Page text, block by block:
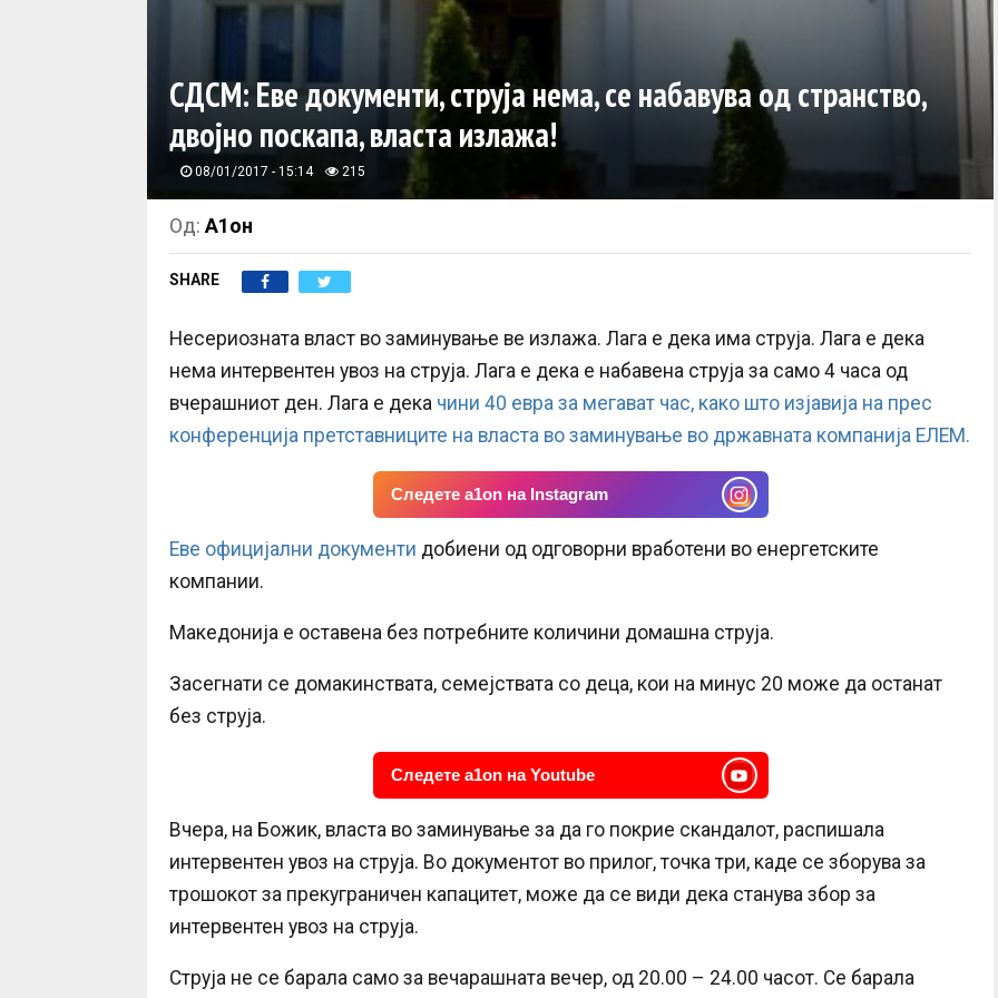
СДСМ: Еве документи, струја нема, се набавува од странство,
двојно поскапа, власта излажа!
08/01/2017 - 15:14 215
Од: А1он
SHARE
Несериозната власт во заминување ве излажа. Лага е дека има струја. Лага е дека
нема интервентен увоз на струја. Лага е дека е набавена струја за само 4 часа од
вчерашниот ден. Лага е дека чини 40 евра за мегават час, како што изјавија на прес
конференција претставниците на власта во заминување во државната компанија ЕЛЕМ.
Следете a1on на Instagram
Еве официјални документи добиени од одговорни вработени во енергетските
компании.
Македонија е оставена без потребните количини домашна струја.
Засегнати се домакинствата, семејствата со деца, кои на минус 20 може да останат
без струја.
Следете a1on на Youtube
Вчера, на Божик, власта во заминување за да го покрие скандалот, распишала
интервентен увоз на струја. Во документот во прилог, точка три, каде се зборува за
трошокот за прекуграничен капацитет, може да се види дека станува збор за
интервентен увоз на струја.
Струја не се барала само за вечарашната вечер, од 20.00 – 24.00 часот. Се барала